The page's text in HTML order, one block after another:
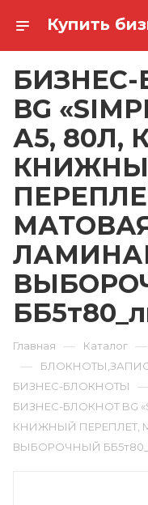
BG
А5, 80Л,
Главная — Каталог —
—
БИЗНЕС-БЛОКНОТЫ
БИЗНЕС-БЛОКНОТ BG
КНИЖНЫЙ ПЕРЕПЛЕТ,
ВЫБОРОЧНЫЙ